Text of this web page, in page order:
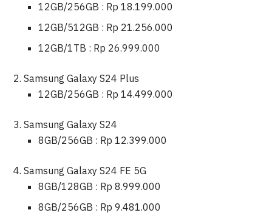
12GB/256GB : Rp 18.199.000
12GB/512GB : Rp 21.256.000
12GB/1TB : Rp 26.999.000
Samsung Galaxy S24 Plus
12GB/256GB : Rp 14.499.000
Samsung Galaxy S24
8GB/256GB : Rp 12.399.000
Samsung Galaxy S24 FE 5G
8GB/128GB : Rp 8.999.000
8GB/256GB : Rp 9.481.000